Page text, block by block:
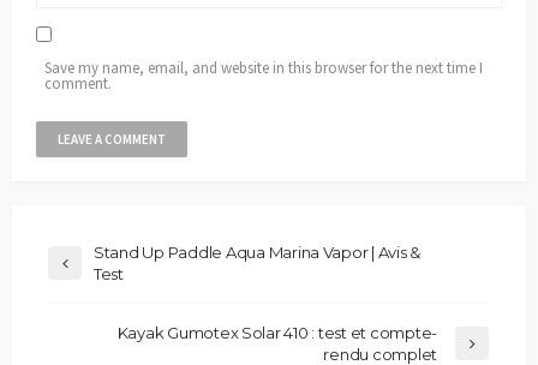
Save my name, email, and website in this browser for the next time I
comment.
Stand Up Paddle Aqua Marina Vapor | Avis &
Test
Kayak Gumotex Solar 410 : test et compte-
rendu complet